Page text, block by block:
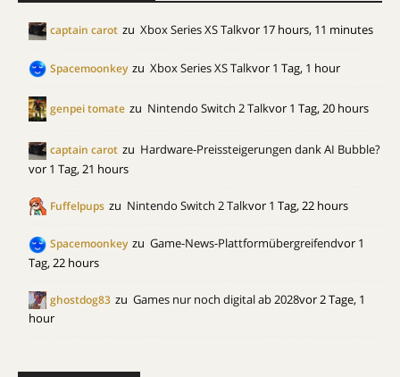
captain carot zu Xbox Series XS Talkvor 17 hours, 11 minutes
Spacemoonkey zu Xbox Series XS Talkvor 1 Tag, 1 hour
genpei tomate zu Nintendo Switch 2 Talkvor 1 Tag, 20 hours
captain carot zu Hardware-Preissteigerungen dank AI Bubble?
vor 1 Tag, 21 hours
Fuffelpups zu Nintendo Switch 2 Talkvor 1 Tag, 22 hours
Spacemoonkey zu Game-News-Plattformübergreifendvor 1
Tag, 22 hours
ghostdog83 zu Games nur noch digital ab 2028vor 2 Tage, 1
hour